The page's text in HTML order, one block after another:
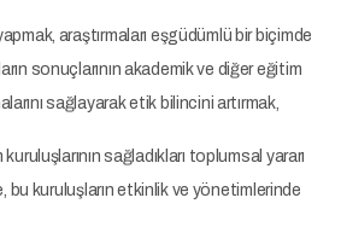
araştırmaları eşgüdümlü bir biçimde
sonuçlarının akademik ve diğer eğitim
sağlayarak etik bilincini artırmak,
sağladıkları toplumsal yararı
bu kuruluşların etkinlik ve yönetimlerinde